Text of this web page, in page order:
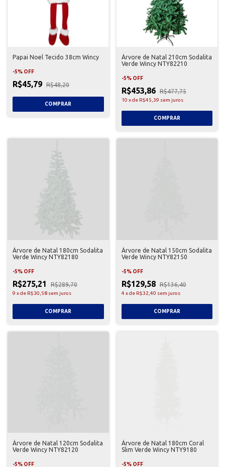
Papai Noel Tecido 38cm Wincy
-5% OFF
R$45,79 R$48,20
Árvore de Natal 210cm Sodalita
Verde Wincy NTY82210
-5% OFF
R$453,86 R$477,75
10 xde R$45,39 sem juros
Árvore de Natal 180cm Sodalita
Verde Wincy NTY82180
-5% OFF
R$275,21 R$289,70
9 xde R$30,58 sem juros
Árvore de Natal 150cm Sodalita
Verde Wincy NTY82150
-5% OFF
R$129,58 R$136,40
4 xde R$32,40 sem juros
Árvore de Natal 120cm Sodalita
Verde Wincy NTY82120
-5% OFF
Árvore de Natal 180cm Coral
Slim Verde Wincy NTY9180
-5% OFF